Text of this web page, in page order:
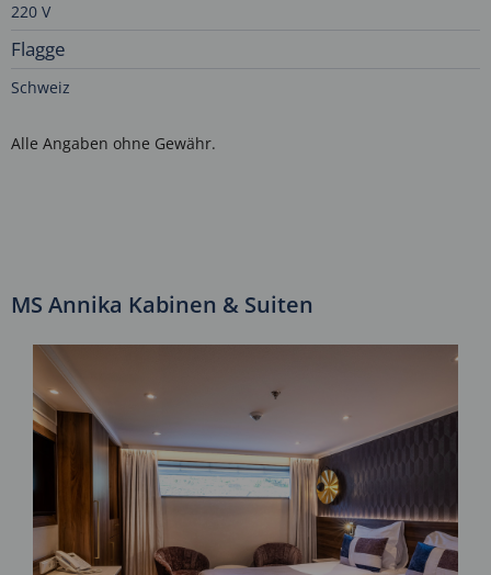
220 V
Flagge
Schweiz
Alle Angaben ohne Gewähr.
MS Annika Kabinen & Suiten